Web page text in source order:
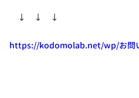
↓ ↓ ↓
https://kodomolab.net/wp/お問